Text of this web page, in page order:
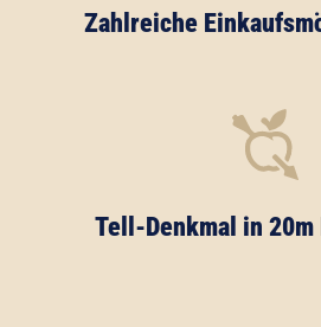
Zahlreiche
Tell-Denkmal in